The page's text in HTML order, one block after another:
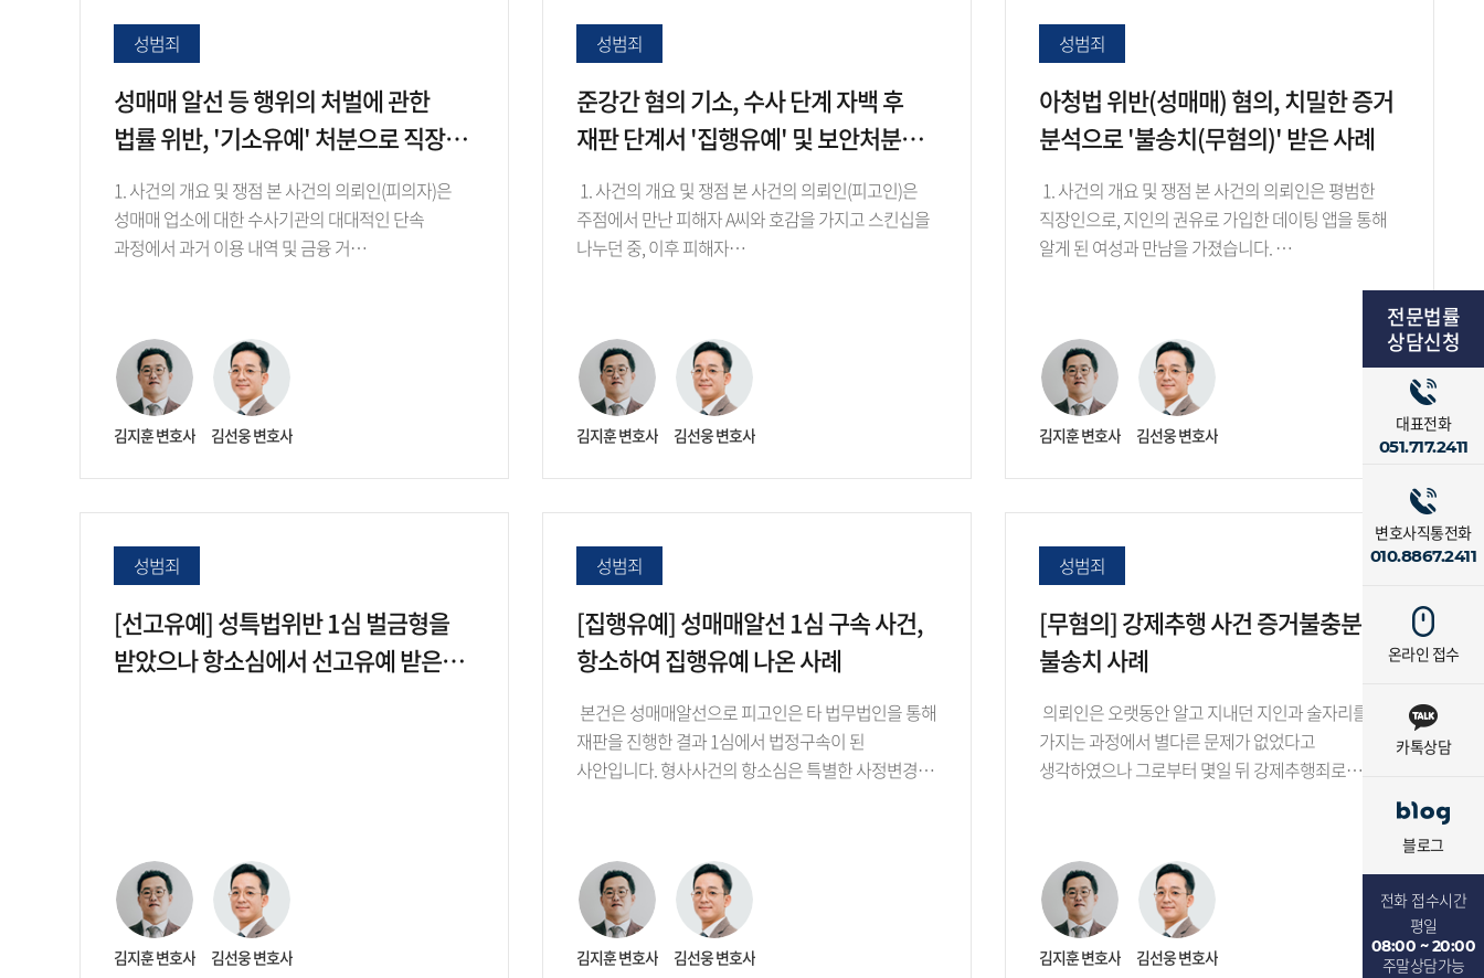
전문법률
상담신청
대표전화
051.717.2411
변호사직통전화
010.8867.2411
온라인 접수
카톡상담
블로그
전화 접수시간
평일
08:00 ~ 20:00
주말상담가능
성범죄
성매매 알선 등 행위의 처벌에 관한
법률 위반, '기소유예' 처분으로 직장·
가족 비밀보장 및 전과 방지
1. 사건의 개요 및 쟁점 본 사건의 의뢰인(피의자)은
성매매 업소에 대한 수사기관의 대대적인 단속
과정에서 과거 이용 내역 및 금융 거…
김지훈 변호사 김선웅 변호사
성범죄
준강간 혐의 기소, 수사 단계 자백 후
재판 단계서 '집행유예' 및 보안처분
면제 도출
주점에서 만난 피해자 A씨와 호감을 가지고 스킨십을
나누던 중, 이후 피해자…
김지훈 변호사 김선웅 변호사
성범죄
아청법 위반(성매매) 혐의, 치밀한 증거
분석으로 '불송치(무혐의)' 받은 사례
직장인으로, 지인의 권유로 가입한 데이팅 앱을 통해
알게 된 여성과 만남을 가졌습니다. …
김지훈 변호사 김선웅 변호사
성범죄
[선고유예] 성특법위반 1심 벌금형을
받았으나 항소심에서 선고유예 받은
김지훈 변호사 김선웅 변호사
성범죄
[집행유예] 성매매알선 1심 구속 사건,
항소하여 집행유예 나온 사례
재판을 진행한 결과 1심에서 법정구속이 된
사안입니다. 형사사건의 항소심은 특별한 사정변경…
김지훈 변호사 김선웅 변호사
성범죄
[무혐의] 강제추행 사건 증거불충분
불송치 사례
가지는 과정에서 별다른 문제가 없었다고
생각하였으나 그로부터 몇일 뒤 강제추행죄로
김지훈 변호사 김선웅 변호사